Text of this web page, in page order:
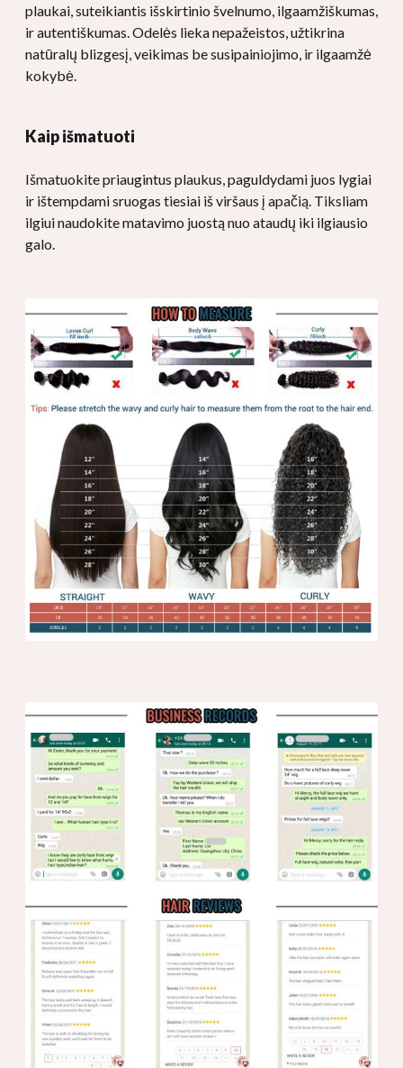
plaukai, suteikiantis išskirtinio švelnumo, ilgaamžiškumas,
ir autentiškumas. Odelės lieka nepažeistos, užtikrina
natūralų blizgesį, veikimas be susipainiojimo, ir ilgaamžė
kokybė.
Kaip išmatuoti
Išmatuokite priaugintus plaukus, paguldydami juos lygiai
ir ištempdami sruogas tiesiai iš viršaus į apačią. Tiksliam
ilgiui naudokite matavimo juostą nuo ataudų iki ilgiausio
galo.